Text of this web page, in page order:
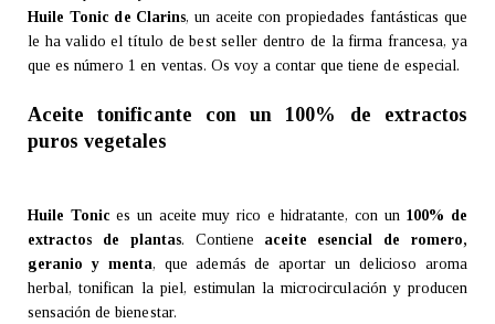
Huile Tonic de Clarins, un aceite con propiedades fantásticas que
le ha valido el título de best seller dentro de la firma francesa, ya
que es número 1 en ventas. Os voy a contar que tiene de especial.
Aceite tonificante con un 100% de extractos
puros vegetales
Huile Tonic es un aceite muy rico e hidratante, con un 100% de
extractos de plantas. Contiene aceite esencial de romero,
geranio y menta, que además de aportar un delicioso aroma
herbal, tonifican la piel, estimulan la microcirculación y producen
sensación de bienestar.